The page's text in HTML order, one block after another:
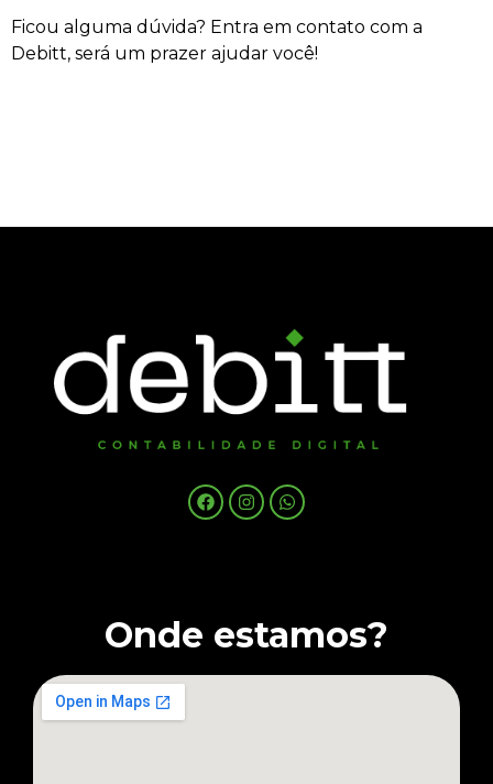
Ficou alguma dúvida? Entra em contato com a
Debitt, será um prazer ajudar você!
Onde estamos?